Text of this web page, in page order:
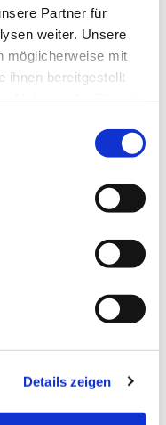
Partner für
weiter. Unsere
möglicherweise mit
ihnen bereitgestellt
Details zeigen